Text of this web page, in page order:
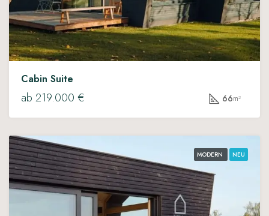
Cabin Suite
ab 219.000 € 66m²
MODERN NEU